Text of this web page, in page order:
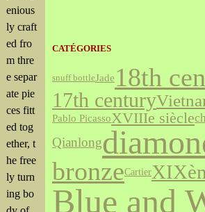
enious
ly craft
ed fro
m thre
e separ
ate pie
ces fitt
ed tog
ether, t
he free
ly turn
ing bo
CATÉGORIES
snuff bottleJade 18th
17th century
Pablo PicassoXVIIIe siècle
Qianlong
bronzeCartier
Blue and